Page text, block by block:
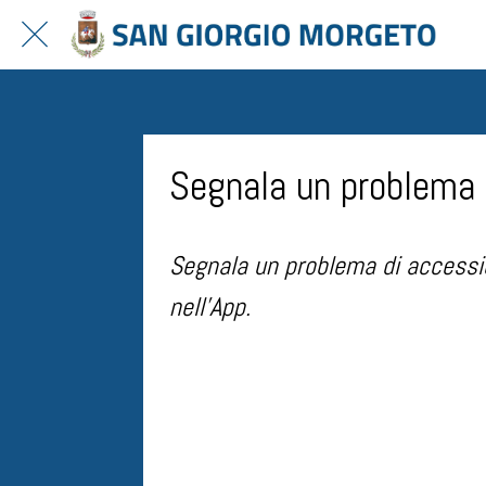
Segnala un
Segnala un problema di
nell'App.